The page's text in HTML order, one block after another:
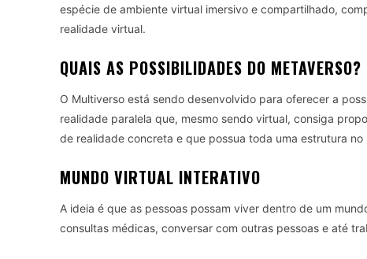
espécie de ambiente virtual imersivo e compartilhado,
realidade virtual.
QUAIS AS POSSIBILIDADES DO METAVERSO?
O Multiverso está sendo desenvolvido para oferecer a
realidade paralela que, mesmo sendo virtual, consiga
de realidade concreta e que possua toda uma estrutura no
MUNDO VIRTUAL INTERATIVO
A ideia é que as pessoas possam viver dentro de um
consultas médicas, conversar com outras pessoas e até